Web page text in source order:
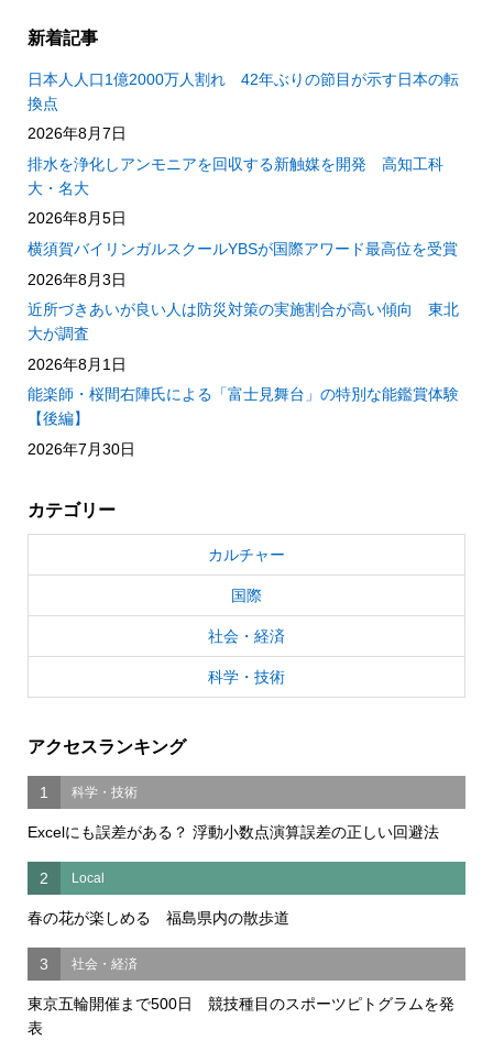
新着記事
日本人人口1億2000万人割れ 42年ぶりの節目が示す日本の転
換点
2026年8月7日
排水を浄化しアンモニアを回収する新触媒を開発 高知工科
大・名大
2026年8月5日
横須賀バイリンガルスクールYBSが国際アワード最高位を受賞
2026年8月3日
近所づきあいが良い人は防災対策の実施割合が高い傾向 東北
大が調査
2026年8月1日
能楽師・桜間右陣氏による「富士見舞台」の特別な能鑑賞体験
【後編】
2026年7月30日
カテゴリー
カルチャー
国際
社会・経済
科学・技術
アクセスランキング
1 科学・技術
Excelにも誤差がある？ 浮動小数点演算誤差の正しい回避法
2 Local
春の花が楽しめる 福島県内の散歩道
3 社会・経済
東京五輪開催まで500日 競技種目のスポーツピトグラムを発
表